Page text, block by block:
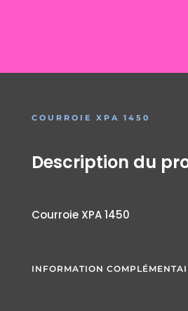
COURROIE XPA 1450
Description du
Courroie XPA 1450
INFORMATION